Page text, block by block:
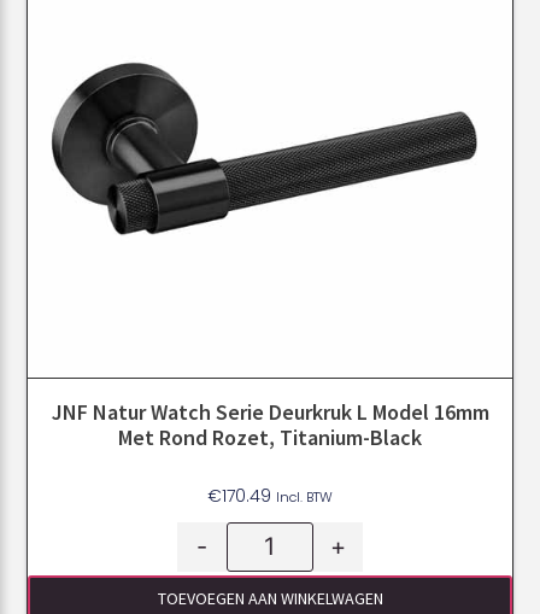
JNF Natur Watch Serie Deurkruk L Model 16mm
Met Rond Rozet, Titanium-Black
€170.49 Incl. BTW
- +
TOEVOEGEN AAN WINKELWAGEN